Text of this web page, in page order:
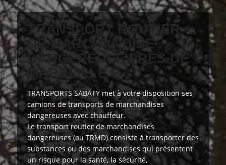
TRANSPORT ROUTIER
DE MARCHANDISE
DANGEREUSE PRÈS DE
MARSEILLE
TRANSPORTS SABATY met à votre dispositionses
camions de transports de marchandises
dangereuses avec chauffeur.
Le transport routier de marchandises
dangereuses (ou TRMD) consiste à transporter des
substances ou des marchandises qui présentent
un risque pour la santé, la sécurité,